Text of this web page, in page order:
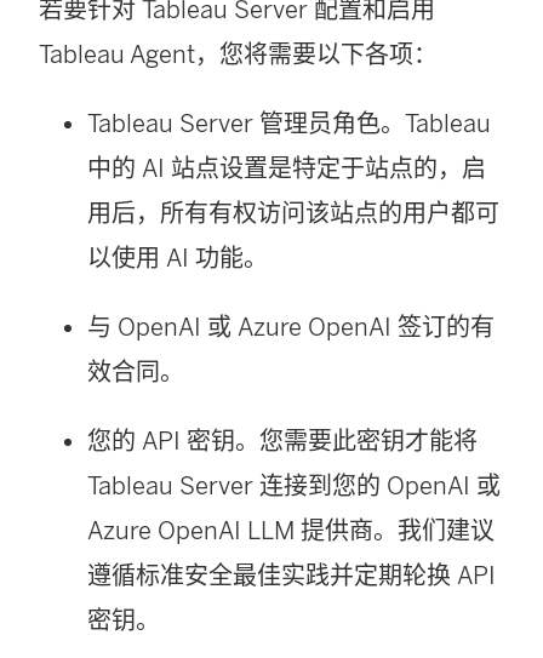
若要针对 Tableau Server 配置和启用
Tableau Agent，您将需要以下各项：
Tableau Server 管理员角色。Tableau
中的 AI 站点设置是特定于站点的，启
用后，所有有权访问该站点的用户都可
以使用 AI 功能。
与 OpenAI 或 Azure OpenAI 签订的有
效合同。
您的 API 密钥。您需要此密钥才能将
Tableau Server 连接到您的 OpenAI 或
Azure OpenAI LLM 提供商。我们建议
遵循标准安全最佳实践并定期轮换 API
密钥。